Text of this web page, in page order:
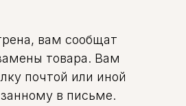
вам сообщат
товара. Вам
почтой или иной
в письме.